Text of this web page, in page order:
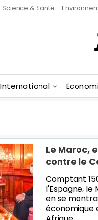
Science & Santé
International
Le Maroc,
contre le
Comptant
l'Espagne,
en se
économique